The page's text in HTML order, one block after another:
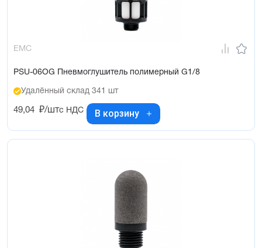
EMC
PSU-06OG Пневмоглушитель полимерный G1/8
Удалённый склад 341 шт
49,04 ₽/штс НДС В корзину